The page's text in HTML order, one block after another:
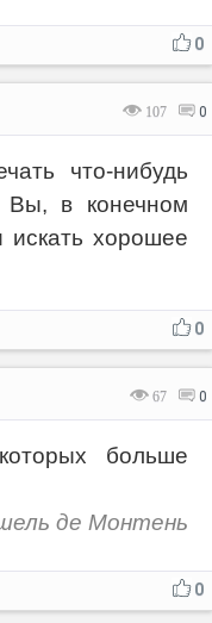
0
107 0
что-нибудь
Вы, в конечном
искать хорошее
0
67 0
больше
де Монтень
0